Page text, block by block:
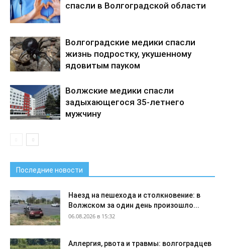
спасли в Волгоградской области
Волгоградские медики спасли
жизнь подростку, укушенному
ядовитым пауком
Волжские медики спасли
задыхающегося 35-летнего
мужчину
Последние новости
Наезд на пешехода и столкновение: в
Волжском за один день произошло...
06.08.2026 в 15:32
Аллергия, рвота и травмы: волгоградцев